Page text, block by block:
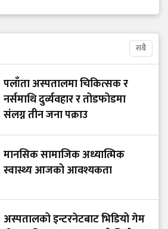
सबै
पलाँता अस्पतालमा चिकित्सक र
नर्समाथि दुर्व्यवहार र तोडफोडमा
संलग्न तीन जना पक्राउ
मानसिक सामाजिक अध्यात्मिक
स्वास्थ्य आजको आवश्यकता
अस्पतालको इन्टरनेटबाट भिडियो गेम